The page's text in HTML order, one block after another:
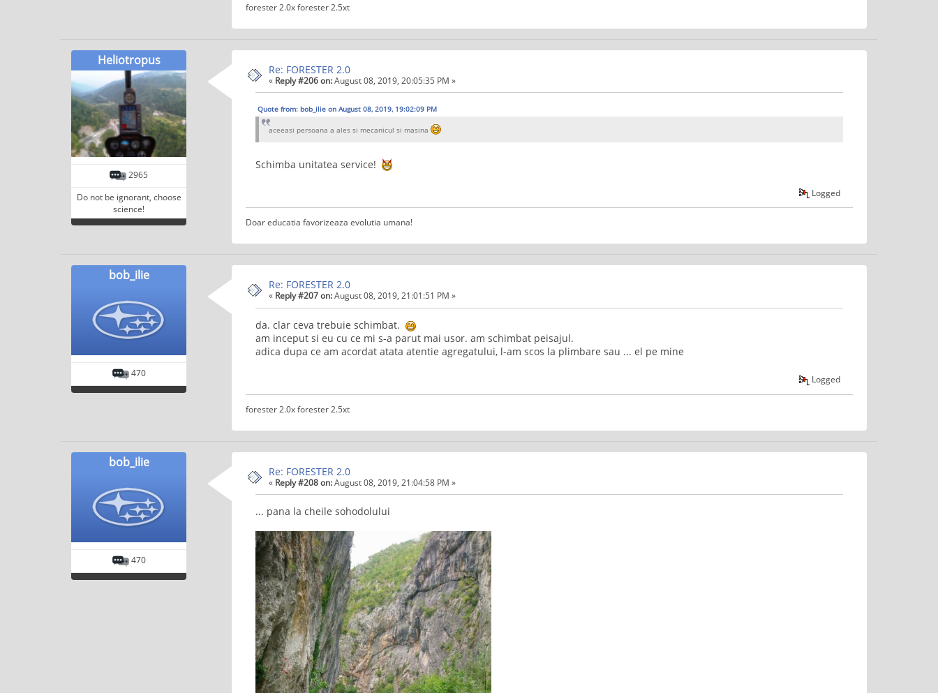
forester 2.0x forester 2.5xt
Heliotropus
2965
Do not be ignorant, choose
science!
Re: FORESTER 2.0
« Reply #206 on:August 08, 2019, 20:05:35 PM »
Quote from: bob_ilie on August 08, 2019, 19:02:09 PM
aceeasi persoana a ales si mecanicul si masina
Schimba unitatea service!
Logged
Doar educatia favorizeaza evolutia umana!
bob_ilie
470
Re: FORESTER 2.0
« Reply #207 on:August 08, 2019, 21:01:51 PM »
da. clar ceva trebuie schimbat.
am inceput si eu cu ce mi s-a parut mai usor. am schimbat peisajul.
adica dupa ce am acordat atata atentie agregatului, l-am scos la plimbare sau ... el pe mine
Logged
forester 2.0x forester 2.5xt
bob_ilie
470
Re: FORESTER 2.0
« Reply #208 on:August 08, 2019, 21:04:58 PM »
... pana la cheile sohodolului